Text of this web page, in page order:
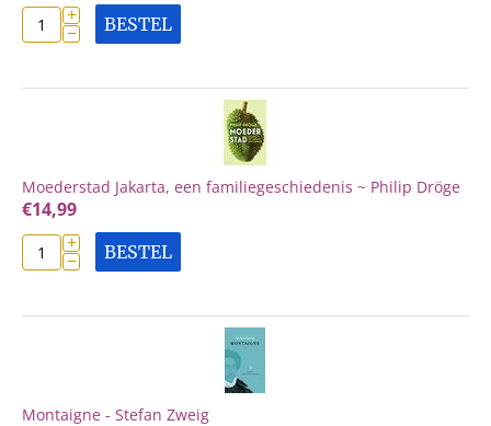
+
− BESTEL
Moederstad Jakarta, een familiegeschiedenis ~ Philip Dröge
€14,99
+
− BESTEL
Montaigne - Stefan Zweig